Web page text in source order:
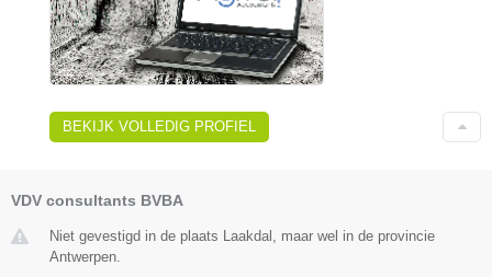
BEKIJK VOLLEDIG PROFIEL
VDV consultants BVBA
Niet gevestigd in de plaats Laakdal, maar wel in de provincie
Antwerpen.